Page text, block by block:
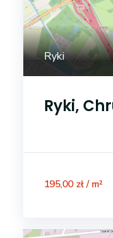
Ryki
Ryki,
195,00 zł / m²